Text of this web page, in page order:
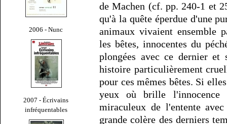
2006 - Nunc
2007 - Écrivains
infréquentables
de Machen (cf. pp. 240-1 et
qu'à la quête éperdue d'une
animaux vivaient ensemble
les bêtes, innocentes du
plongées avec ce dernier et
histoire particulièrement
pour ces mêmes bêtes. Si
yeux où brille l'innocence
miraculeux de l'entente
grande colère des derniers